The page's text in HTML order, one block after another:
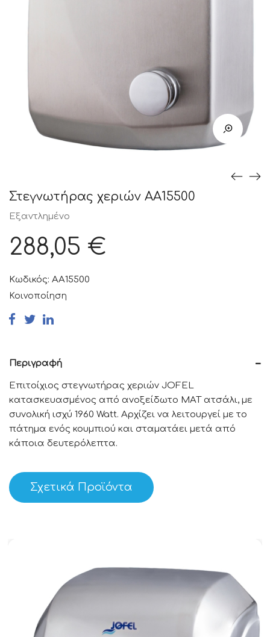
Στεγνωτήρας χεριών AA15500
Εξαντλημένο
288,05 €
Κωδικός: AA15500
Κοινοποίηση
Περιγραφή
Επιτοίχιος στεγνωτήρας χεριών JOFEL
κατασκευασμένος από ανοξείδωτο ΜΑΤ ατσάλι, με
συνολική ισχύ 1960 Watt. Αρχίζει να λειτουργεί με το
πάτημα ενός κουμπιού και σταματάει μετά από
κάποια δευτερόλεπτα.
Σχετικά Προϊόντα